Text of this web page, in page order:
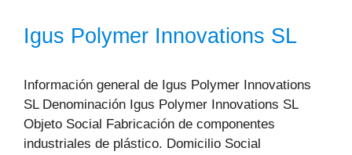
Igus Polymer Innovations SL
Información general de Igus Polymer Innovations
SL Denominación Igus Polymer Innovations SL
Objeto Social Fabricación de componentes
industriales de plástico. Domicilio Social